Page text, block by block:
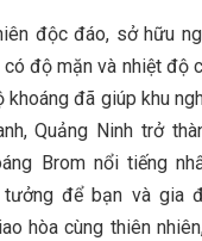
độc đáo, sở hữu
có độ mặn và nhiệt độ
khoáng đã giúp khu
Quảng Ninh trở
Brom nổi tiếng
để bạn và gia
hòa cùng thiên